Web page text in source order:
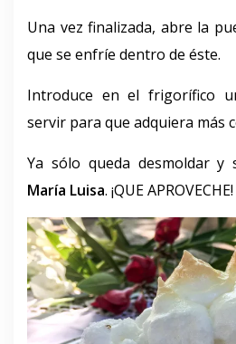
Una vez finalizada, abre la
que se enfríe dentro de éste.
Introduce en el frigorífico
servir para que adquiera más
Ya sólo queda desmoldar y
María Luisa. ¡QUE APROVECHE!